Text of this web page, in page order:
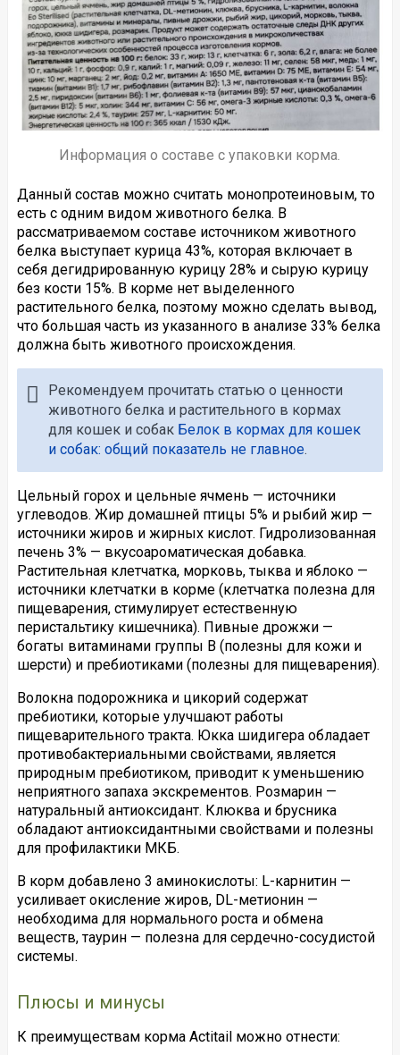
Информация о составе с упаковки корма.
Данный состав можно считать монопротеиновым, то
есть с одним видом животного белка. В
рассматриваемом составе источником животного
белка выступает курица 43%, которая включает в
себя дегидрированную курицу 28% и сырую курицу
без кости 15%. В корме нет выделенного
растительного белка, поэтому можно сделать вывод,
что большая часть из указанного в анализе 33% белка
должна быть животного происхождения.
Рекомендуем прочитать статью о ценности
животного белка и растительного в кормах
для кошек и собак Белок в кормах для кошек
и собак: общий показатель не главное.
Цельный горох и цельные ячмень — источники
углеводов. Жир домашней птицы 5% и рыбий жир —
источники жиров и жирных кислот. Гидролизованная
печень 3% — вкусоароматическая добавка.
Растительная клетчатка, морковь, тыква и яблоко —
источники клетчатки в корме (клетчатка полезна для
пищеварения, стимулирует естественную
перистальтику кишечника). Пивные дрожжи —
богаты витаминами группы В (полезны для кожи и
шерсти) и пребиотиками (полезны для пищеварения).
Волокна подорожника и цикорий содержат
пребиотики, которые улучшают работы
пищеварительного тракта. Юкка шидигера обладает
противобактериальными свойствами, является
природным пребиотиком, приводит к уменьшению
неприятного запаха экскрементов. Розмарин —
натуральный антиоксидант. Клюква и брусника
обладают антиоксидантными свойствами и полезны
для профилактики МКБ.
В корм добавлено 3 аминокислоты: L-карнитин —
усиливает окисление жиров, DL-метионин —
необходима для нормального роста и обмена
веществ, таурин — полезна для сердечно-сосудистой
системы.
Плюсы и минусы
К преимуществам корма Actitail можно отнести: